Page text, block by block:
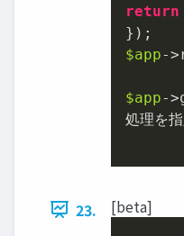
return
$app-
$app-
処理を
23. [beta]